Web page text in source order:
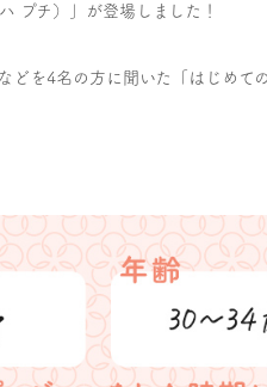
プチ）」が登場しました！
どを4名の方に聞いた「はじめて